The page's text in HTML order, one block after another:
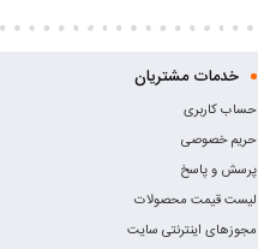
خدمات مشتریان
حساب کاربری
حریم خصوصی
پرسش و پاسخ
لیست قیمت محصولات
مجوزهای اینترنتی سایت